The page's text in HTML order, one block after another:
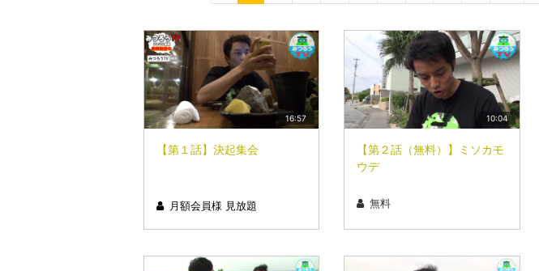
16:57
【第１話】決起集会
月額会員様 見放題
10:04
【第２話（無料）】ミソカモ
ウデ
無料